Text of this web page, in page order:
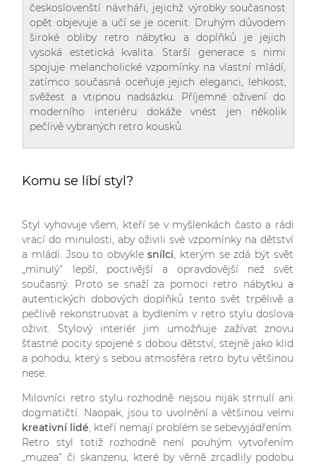
českoslovenští návrháři, jejichž výrobky současnost
opět objevuje a učí se je ocenit. Druhým důvodem
široké obliby retro nábytku a doplňků je jejich
vysoká estetická kvalita. Starší generace s nimi
spojuje melancholické vzpomínky na vlastní mládí,
zatímco současná oceňuje jejich eleganci, lehkost,
svěžest a vtipnou nadsázku. Příjemné oživení do
moderního interiéru dokáže vnést jen několik
pečlivě vybraných retro kousků.
Komu se líbí styl?
Styl vyhovuje všem, kteří se v myšlenkách často a rádi
vrací do minulosti, aby oživili své vzpomínky na dětství
a mládí. Jsou to obvyklesnílci, kterým se zdá být svět
„minulý“ lepší, poctivější a opravdovější než svět
současný. Proto se snaží za pomoci retro nábytku a
autentických dobových doplňků tento svět trpělivě a
pečlivě rekonstruovat a bydlením v retro stylu doslova
oživit. Stylový interiér jim umožňuje zažívat znovu
šťastné pocity spojené s dobou dětství, stejně jako klid
a pohodu, který s sebou atmosféra retro bytu většinou
nese.
Milovníci retro stylu rozhodně nejsou nijak strnulí ani
dogmatičtí. Naopak, jsou to uvolnění a většinou velmi
kreativní lidé, kteří nemají problém se sebevyjádřením.
Retro styl totiž rozhodně není pouhým vytvořením
„muzea“ či skanzenu, které by věrně zrcadlily podobu